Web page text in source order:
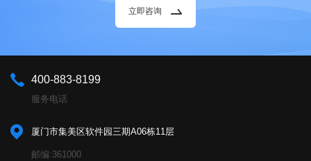
立即咨询
400-883-8199
服务电话
厦门市集美区软件园三期A06栋11层
邮编:361000